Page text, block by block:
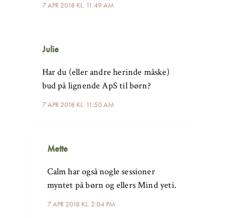
7 APR 2018 KL. 11:49 AM
Julie
7 APR 2018 KL. 11:50 AM
Har du (eller andre herinde måske)
bud på lignende ApS til børn?
Mette
7 APR 2018 KL. 2:04 PM
Calm har også nogle sessioner
myntet på børn og ellers Mind yeti.